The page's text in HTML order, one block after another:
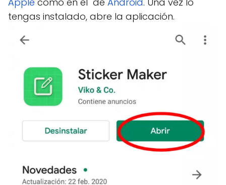
tengas instalado, abre la aplicación.